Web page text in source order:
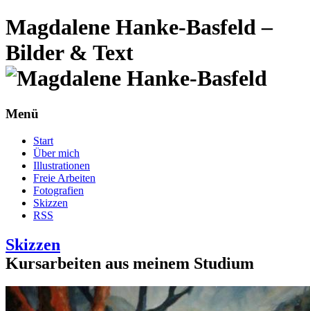
Magdalene Hanke-Basfeld –
Bilder & Text
Menü
Start
Über mich
Illustrationen
Freie Arbeiten
Fotografien
Skizzen
RSS
Skizzen
Kursarbeiten aus meinem Studium